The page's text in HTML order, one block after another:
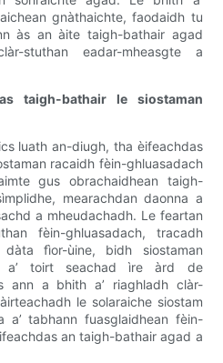
gnàthaichte, faodaidh tu
às an àite taigh-bathair agad
stuthan eadar-mheasgte a
taigh-bathair le siostaman
luath an-diugh, tha èifeachdas
racaidh fèin-ghluasadach
gus obrachaidhean taigh-
mearachdan daonna a
a mheudachadh. Le feartan
fèin-ghluasadach, tracadh
fìor-ùine, bidh siostaman
a’ toirt seachad ìre àrd de
ann a bhith a’ riaghladh clàr-
le solaraiche siostam
a’ tabhann fuasglaidhean fèin-
an taigh-bathair agad a